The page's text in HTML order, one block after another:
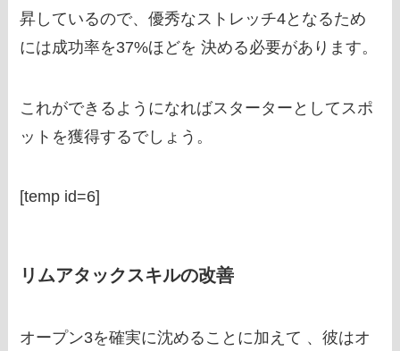
昇しているので、優秀なストレッチ4となるため
には成功率を37%ほどを 決める必要があります。
これができるようになればスターターとしてスポ
ットを獲得するでしょう。
[temp id=6]
リムアタックスキルの改善
オープン3を確実に沈めることに加えて 、彼はオ